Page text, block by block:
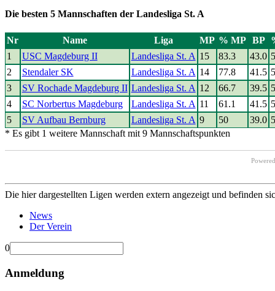
Die besten 5 Mannschaften der Landesliga St. A
Nr Name Liga MP % MP BP
1
USC Magdeburg II Landesliga St. A 15 83.3 43.0
2
Stendaler SK Landesliga St. A 14 77.8 41.5
3
SV Rochade Magdeburg II Landesliga St. A 12 66.7 39.5
4
SC Norbertus Magdeburg Landesliga St. A 11 61.1 41.5
5
SV Aufbau Bernburg Landesliga St. A 9 50 39.0
* Es gibt 1 weitere Mannschaft mit 9 Mannschaftspunkten
Die hier dargestellten Ligen werden extern angezeigt und befinden
News
Der Verein
0
Anmeldung